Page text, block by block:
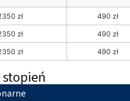
zł 490 zł
zł 490 zł
zł 490 zł